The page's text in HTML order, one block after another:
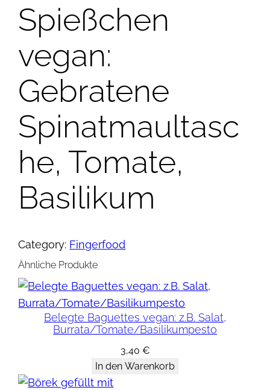
Spießchen
vegan:
Gebratene
Spinatmaultasc
he, Tomate,
Basilikum
Category: Fingerfood
Ähnliche Produkte
Belegte Baguettes vegan: z.B. Salat,
Burrata/Tomate/Basilikumpesto
3,40 €
In den Warenkorb